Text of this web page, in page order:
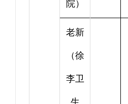
院）
老新
（徐
李卫